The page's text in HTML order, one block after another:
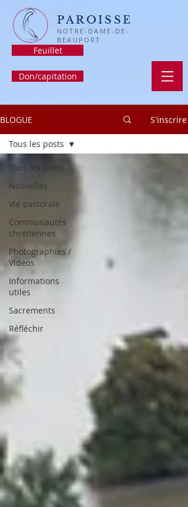
PAROISSE
NOTRE-DAME-DE-
BEAUPORT
Feuillet
Don/capitation
BLOGUE S'inscrire
Tous les posts
Nouvelles
Vie pastorale
Communautés
chrétiennes
Photographies /
Vidéos
Informations
utiles
Sacrements
Réfléchir
Tous les posts